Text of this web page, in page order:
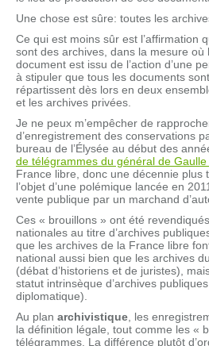
Une chose est sûre: toutes les
Ce qui est moins sûr est l’affirmation
sont des archives, dans la mesure où
document est issu de l’action d’une
à stipuler que tous les documents
répartissent dès lors en deux
et les archives privées.
Je ne peux m’empêcher de
d’enregistrement des conservations
bureau de l’Élysée au début des
de télégrammes du général de Gaulle
France libre, donc une décennie plus
l’objet d’une polémique lancée en
vente publique par un marchand
Ces « brouillons » ont été
nationales au titre d’archives
que les archives de la France libre
national aussi bien que les archives
(débat d’historiens et de juristes),
statut intrinsèque d’archives
diplomatique).
Au plan archivistique , les
la définition légale, tout comme les «
télégrammes. La différence plutôt